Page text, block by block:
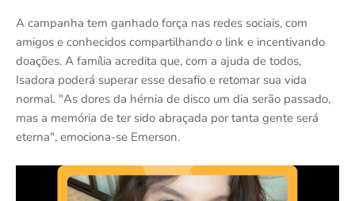
A campanha tem ganhado força nas redes sociais, com
amigos e conhecidos compartilhando o link e incentivando
doações. A família acredita que, com a ajuda de todos,
Isadora poderá superar esse desafio e retomar sua vida
normal. "As dores da hérnia de disco um dia serão passado,
mas a memória de ter sido abraçada por tanta gente será
eterna", emociona-se Emerson.